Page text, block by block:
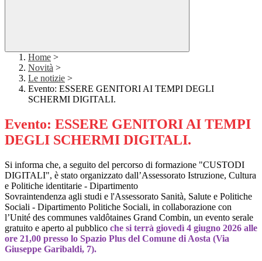
Home >
Novità >
Le notizie >
Evento: ESSERE GENITORI AI TEMPI DEGLI
SCHERMI DIGITALI.
Evento: ESSERE GENITORI AI TEMPI
DEGLI SCHERMI DIGITALI.
Si informa che, a seguito del percorso di formazione "CUSTODI
DIGITALI", è stato organizzato dall’Assessorato Istruzione, Cultura
e Politiche identitarie - Dipartimento
Sovraintendenza agli studi e l'Assessorato Sanità, Salute e Politiche
Sociali - Dipartimento Politiche Sociali, in collaborazione con
l’Unité des communes valdôtaines Grand Combin, un evento serale
gratuito e aperto al pubblico che si terrà giovedì 4 giugno 2026 alle
ore 21,00 presso lo Spazio Plus del Comune di Aosta (Via
Giuseppe Garibaldi, 7).